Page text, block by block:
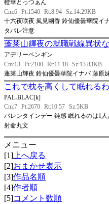
橙華とっつぁん
Cm:6 Pt:1540 Rt:8.94 Sz:14.29KB
十六夜咲夜 風見幽香 鈴仙優曇華院イ
タバレ注意
蓬莱山輝夜の就職戦線異状
アデリーペンギン
Cm:13 Pt:2100 Rt:11.18 Sz:13.83KB
蓬莱山輝夜 鈴仙優曇華院イナバ 藤原
これで枕を高くして眠れるわ
PAL-BLAC[k]
Cm:7 Pt:2670 Rt:10.57 Sz:5KB
バレンタインデー 鈍感 眠れるのは1
射命丸文
メニュー
[1] 上へ戻る
[2]おまかせ表示
[3]作品名順
[4]作者順
[5]コメント数順